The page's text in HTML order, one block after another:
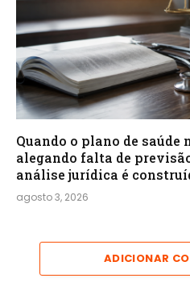
Quando o plano de saúde
alegando falta de
análise jurídica é
agosto 3, 2026
ADICIONAR